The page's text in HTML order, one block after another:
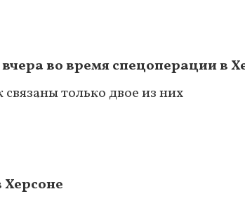
во время спецоперации в
только двое из них
Херсоне